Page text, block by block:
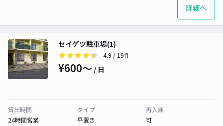
詳細へ
セイゲツ駐車場(1)
4.9 / 19件
¥600〜 / 日
貸出時間
24時間営業
タイプ
平置き
再入庫
可